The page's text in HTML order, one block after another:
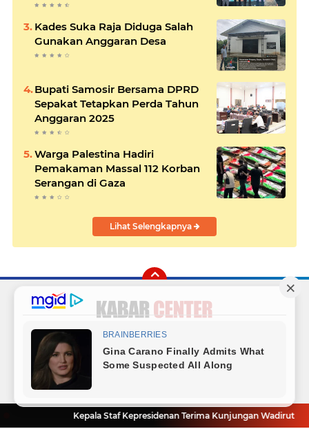
Kades Suka Raja Diduga Salah
Gunakan Anggaran Desa
Bupati Samosir Bersama DPRD
Sepakat Tetapkan Perda Tahun
Anggaran 2025
Warga Palestina Hadiri
Pemakaman Massal 112 Korban
Serangan di Gaza
Lihat Selengkapnya
FacebookInstagram
TwitterYouTube
Redaksi Hubungi Kami Radio
Kepala Staf Kepresidenan Terima Kunjungan Wadirut